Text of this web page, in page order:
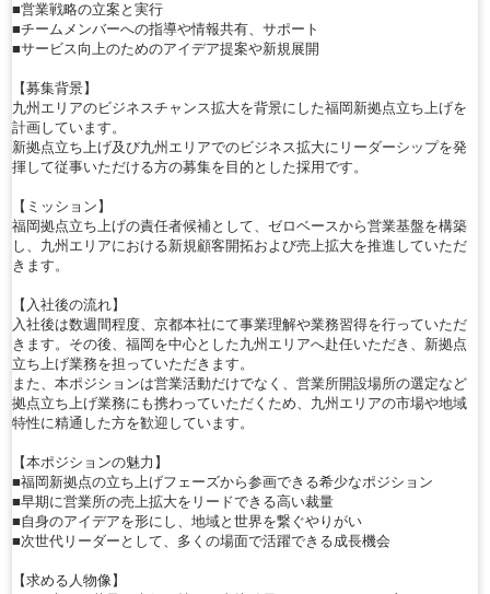
■営業戦略の立案と実行
■チームメンバーへの指導や情報共有、サポート
■サービス向上のためのアイデア提案や新規展開
【募集背景】
九州エリアのビジネスチャンス拡大を背景にした福岡新拠点立ち上げを
計画しています。
新拠点立ち上げ及び九州エリアでのビジネス拡大にリーダーシップを発
揮して従事いただける方の募集を目的とした採用です。
【ミッション】
福岡拠点立ち上げの責任者候補として、ゼロベースから営業基盤を構築
し、九州エリアにおける新規顧客開拓および売上拡大を推進していただ
きます。
【入社後の流れ】
入社後は数週間程度、京都本社にて事業理解や業務習得を行っていただ
きます。その後、福岡を中心とした九州エリアへ赴任いただき、新拠点
立ち上げ業務を担っていただきます。
また、本ポジションは営業活動だけでなく、営業所開設場所の選定など
拠点立ち上げ業務にも携わっていただくため、九州エリアの市場や地域
特性に精通した方を歓迎しています。
【本ポジションの魅力】
■福岡新拠点の立ち上げフェーズから参画できる希少なポジション
■早期に営業所の売上拡大をリードできる高い裁量
■自身のアイデアを形にし、地域と世界を繋ぐやりがい
■次世代リーダーとして、多くの場面で活躍できる成長機会
【求める人物像】